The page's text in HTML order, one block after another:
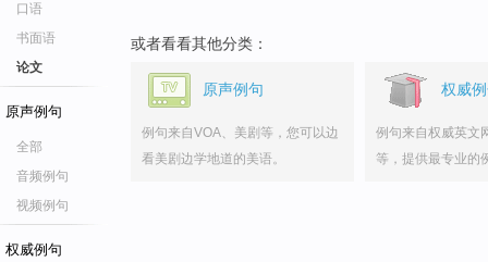
口语
书面语
论文
原声例句
全部
音频例句
视频例句
权威例句
或者看看其他分类：
原声例句
例句来自VOA、美剧等，您可以边
看美剧边学地道的美语。
权威
例句来自权威英文
等，提供最专业的